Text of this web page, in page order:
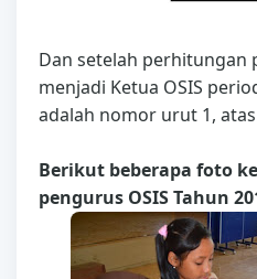
Dan setelah perhitungan
menjadi Ketua OSIS
adalah nomor urut 1,
Berikut beberapa foto
pengurus OSIS Tahun